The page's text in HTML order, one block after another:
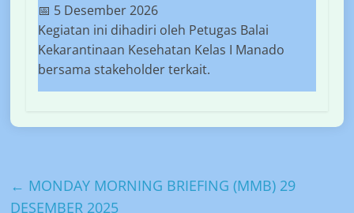
📅 5 Desember 2026
Kegiatan ini dihadiri oleh Petugas Balai
Kekarantinaan Kesehatan Kelas I Manado
bersama stakeholder terkait.
← MONDAY MORNING BRIEFING (MMB) 29
DESEMBER 2025